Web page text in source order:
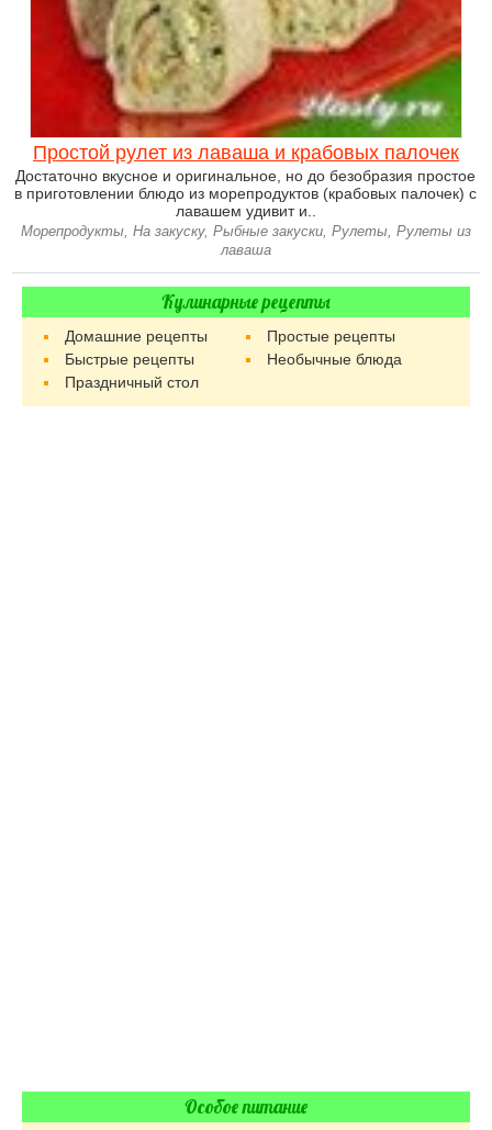
Простой рулет из лаваша и крабовых палочек
Достаточно вкусное и оригинальное, но до безобразия простое
в приготовлении блюдо из морепродуктов (крабовых палочек) с
лавашем удивит и..
Морепродукты, На закуску, Рыбные закуски, Рулеты, Рулеты из
лаваша
Кулинарные рецепты
Домашние рецепты
Простые рецепты
Быстрые рецепты
Необычные блюда
Праздничный стол
Особое питание